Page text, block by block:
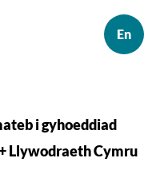
i gyhoeddiad
Llywodraeth Cymru